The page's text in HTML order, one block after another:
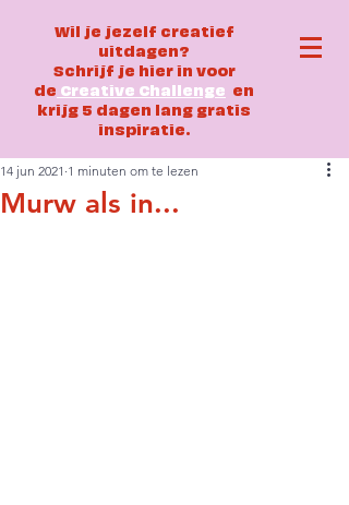
Wil je jezelf creatief
uitdagen?
Schrijf je hier in voor
de Creative Challenge en
krijg 5 dagen lang gratis
inspiratie.
Murw als in...
14 jun 2021 1 minuten om te lezen